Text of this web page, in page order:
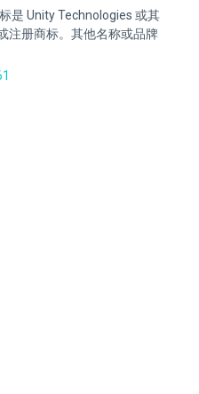
是 Unity Technologies 或其
注册商标。其他名称或品牌